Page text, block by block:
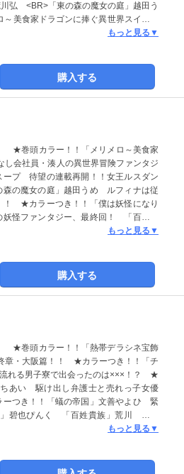
<BR>「東の森の魔女の庭」越田う
美食家ドラゴンに捧ぐ異世界スイーツ
原作・ヨダカケイ <BR>「ご先祖様
スヤサトシの新びっくりカレー」カラ
「ファサード 嫁（い）きおくれ王女
華麗なる助手」ヤマダコト＋ちあい
猫が必要。」林らいす <BR>「少年魔
！」文章 <BR>「必ずあなたの役に
こちらの作品は2027年1月27日まで
されている広告・情報・価格は紙版で
場合がございます。プレゼント・アン
ますので、何卒ご了承ください。
もっと見る▼
購入する
★巻頭カラー！！「メリメロ～美食家
会社員・湊人の異世界冒険ファンタジ
プ 待望の連載再開！！女王ルスダン
の魔女の庭」越田うめ ルフィナは従
！ ★カラーつき！！「僕は妖怪になり
怪ファンタジー、最終回！ 「百姓貴
イ 「人間たれ流し」TONO 「艶漢」
ぷく」碧也ぴんく 「魔法のつかいか
る物語」かわい千草 「毎分毎秒」雁
きおくれ王女の愛犬ジョシーはここ
り 「パーム」TASK」獸木野生 「必
生 ●ポスター 尚 月地 ●「犬が西向き
広告・情報・価格は紙版で発行した当
います。プレゼント・アンケート等は
何卒ご了承ください。
もっと見る▼
購入する
★巻頭カラー！！「熱帯デラシネ宝飾
章・大阪篇！！ ★カラーつき！！「チ
れる男子寮で出会ったのは×××！？ ★
あい 駆け出し弁護士と売れっ子女優
つき！！「蟻の帝国」文善やよひ 緊
」碧也ぴんく 「百姓貴族」荒川 弘
カレー」カラスヤサトシ 「逢魔ヶ時行
さかえ 「僕らの奏でる物語」かわい
もっと見る▼